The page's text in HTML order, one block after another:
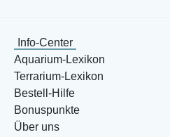
Info-Center
Aquarium-Lexikon
Terrarium-Lexikon
Bestell-Hilfe
Bonuspunkte
Über uns